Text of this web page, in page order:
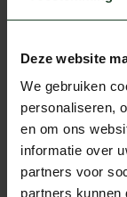
Deze website
We gebruiken
personaliseren,
en om ons
informatie over
partners voor
partners kunnen
14 dagen
telefoon of